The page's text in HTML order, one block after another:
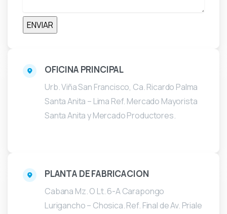
OFICINA PRINCIPAL
Urb. Viña San Francisco, Ca. Ricardo Palma
Santa Anita – Lima Ref. Mercado Mayorista
Santa Anita y Mercado Productores.
PLANTA DE FABRICACION
Cabana Mz. O Lt. 6-A Carapongo
Lurigancho – Chosica. Ref. Final de Av. Priale